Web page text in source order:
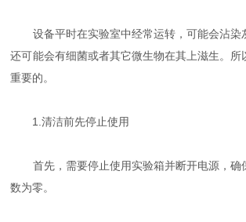
设备平时在实验室中经常运转，可能会沾染
还可能会有细菌或者其它微生物在其上滋生。所
重要的。
1.清洁前先停止使用
首先，需要停止使用实验箱并断开电源，确
数为零。